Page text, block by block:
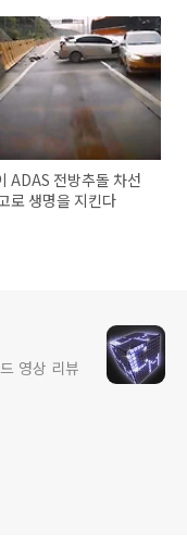
ADAS 전방추돌 차선
로 생명을 지킨다
영상 리뷰